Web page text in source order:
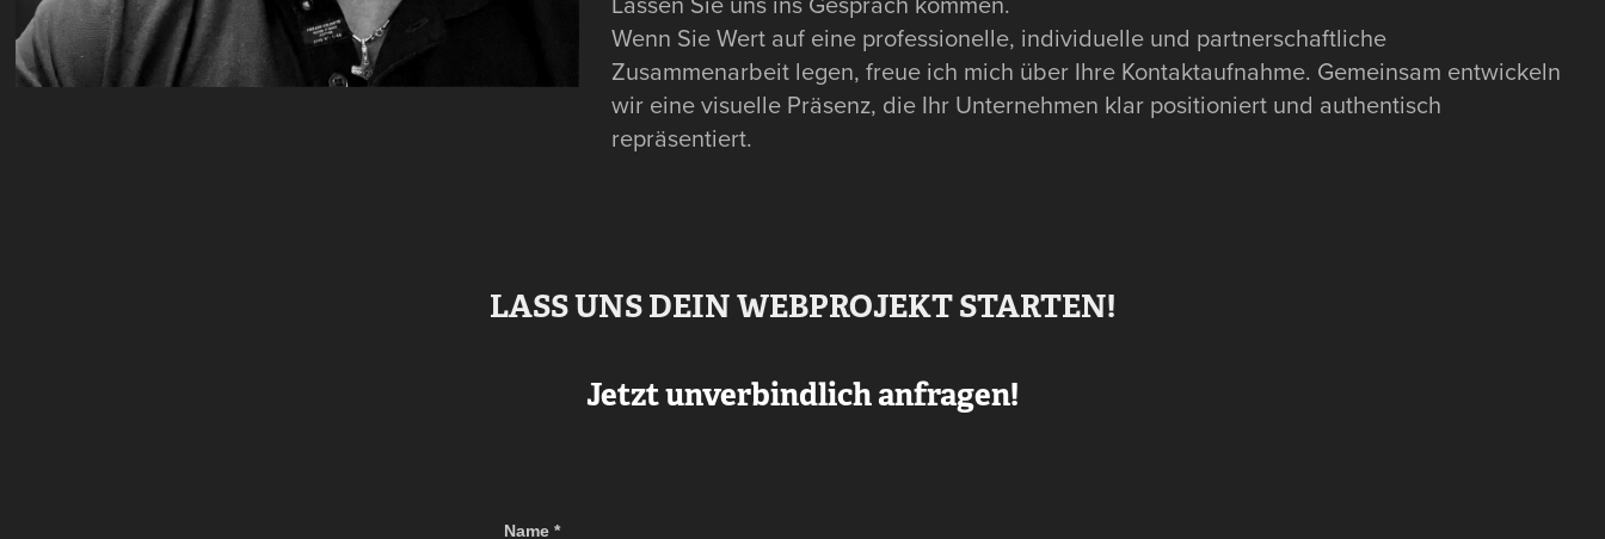
Wenn Sie Wert auf eine professionelle, individuelle und partnerschaftliche
Zusammenarbeit legen, freue ich mich über Ihre Kontaktaufnahme. Gemeinsam entwickeln
wir eine visuelle Präsenz, die Ihr Unternehmen klar positioniert und authentisch
repräsentiert.
LASS UNS DEIN WEBPROJEKT STARTEN!
Jetzt unverbindlich anfragen!
Name *